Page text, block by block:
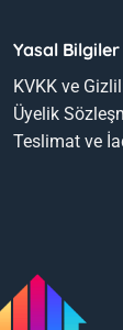
Yasal Bilgiler
KVKK ve
Üyelik
Teslimat ve